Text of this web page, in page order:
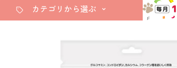
カテゴリから選ぶ